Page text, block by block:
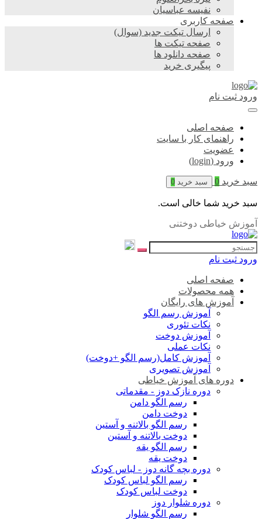
نفیسه عباسیان
صفحه کاربری
ارسال تیکت جدید (سوال)
صفحه تیکت ها
صفحه دانلود ها
پیگیری خرید
ورود ثبت نام
صفحه اصلی
راهنمای کار با سایت
عضویت
ورود (login)
سبد خرید 0 سبد خرید 0
سبد خرید شما خالی است.
آموزش خیاطی دوختنی
ورود ثبت نام
صفحه اصلی
همه محصولات
آموزش های رایگان
آموزش رسم الگو
نکات تئوری
آموزش دوخت
نکات عملی
آموزش کامل(رسم الگو +دوخت)
آموزش تصویری
دوره های آموزش خیاطی
دوره نازک دوز - مقدماتی
رسم الگو دامن
دوخت دامن
رسم الگو بالاتنه و آستین
دوخت بالاتنه و آستین
رسم الگو یقه
دوخت یقه
دوره بچه گانه دوز - لباس کودک
رسم الگو لباس کودک
دوخت لباس کودک
دوره شلوار دوز
رسم الگو شلوار